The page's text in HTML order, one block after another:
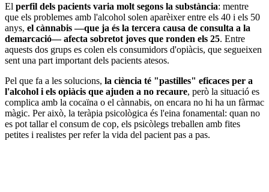
El perfil dels pacients varia molt segons la substància: mentre
que els problemes amb l'alcohol solen aparèixer entre els 40 i els 50
anys, el cànnabis —que ja és la tercera causa de consulta a la
demarcació— afecta sobretot joves que ronden els 25. Entre
aquests dos grups es colen els consumidors d'opiàcis, que segueixen
sent una part important dels pacients atesos.
Pel que fa a les solucions, la ciència té "pastilles" eficaces per a
l'alcohol i els opiàcis que ajuden a no recaure, però la situació es
complica amb la cocaïna o el cànnabis, on encara no hi ha un fàrmac
màgic. Per això, la teràpia psicològica és l'eina fonamental: quan no
es pot tallar el consum de cop, els psicòlegs treballen amb fites
petites i realistes per refer la vida del pacient pas a pas.